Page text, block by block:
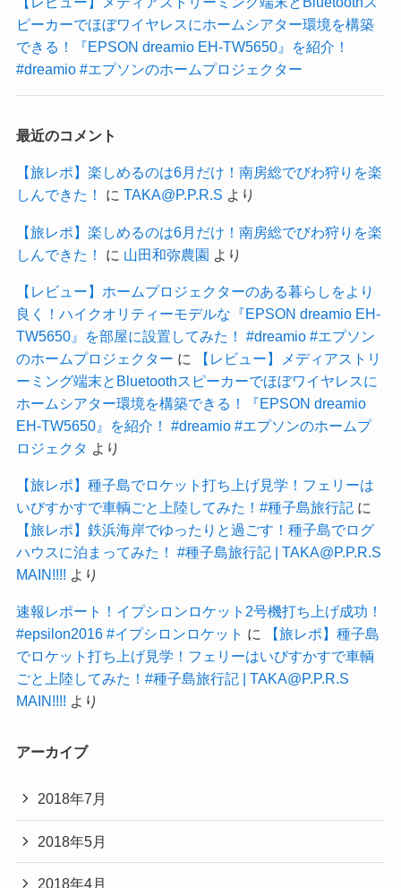
ピーカーでほぼワイヤレスにホームシアター環境を構築
できる！『EPSON dreamio EH-TW5650』を紹介！
#dreamio #エプソンのホームプロジェクター
最近のコメント
【旅レポ】楽しめるのは6月だけ！南房総でびわ狩りを楽
しんできた！
に TAKA@P.P.R.S より
【旅レポ】楽しめるのは6月だけ！南房総でびわ狩りを楽
しんできた！
に 山田和弥農園 より
【レビュー】ホームプロジェクターのある暮らしをより
良く！ハイクオリティーモデルな『EPSON dreamio EH-
TW5650』を部屋に設置してみた！ #dreamio #エプソン
のホームプロジェクター に
【レビュー】メディアストリ
ーミング端末とBluetoothスピーカーでほぼワイヤレスに
ホームシアター環境を構築できる！『EPSON dreamio
EH-TW5650』を紹介！ #dreamio #エプソンのホームプ
ロジェクタ より
【旅レポ】種子島でロケット打ち上げ見学！フェリーは
いびすかすで車輌ごと上陸してみた！#種子島旅行記に
【旅レポ】鉄浜海岸でゆったりと過ごす！種子島でログ
ハウスに泊まってみた！ #種子島旅行記 | TAKA@P.P.R.S
MAIN!!!! より
速報レポート！イプシロンロケット2号機打ち上げ成功！
#epsilon2016 #イプシロンロケット に
【旅レポ】種子島
でロケット打ち上げ見学！フェリーはいびすかすで車輌
ごと上陸してみた！#種子島旅行記 | TAKA@P.P.R.S
MAIN!!!! より
アーカイブ
2018年7月
2018年5月
2018年4月